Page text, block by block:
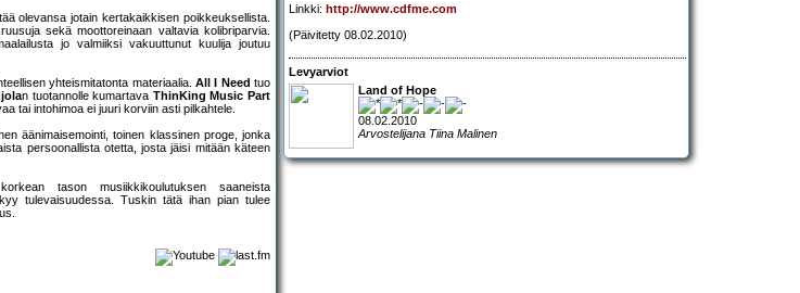
olevansa jotain kertakaikkisen poikkeuksellista.
sekä moottoreinaan valtavia kolibriparvia.
jo valmiiksi vakuuttunut kuulija joutuu
yhteismitatonta materiaalia.All I Need tuo
n tuotannolle kumartava ThinKing Music Part
tai intohimoa ei juuri korviin asti pilkahtele.
äänimaisemointi, toinen klassinen proge, jonka
persoonallista otetta, josta jäisi mitään käteen
tason musiikkikoulutuksen saaneista
tulevaisuudessa. Tuskin tätä ihan pian tulee
Linkki: http://www.cdfme.com
(Päivitetty 08.02.2010)
Levyarviot
Land of Hope
08.02.2010
Arvostelijana Tiina Malinen